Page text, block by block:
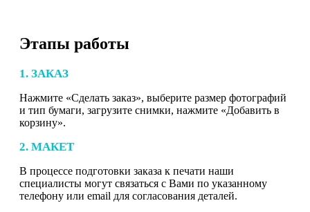
Этапы работы
1. ЗАКАЗ
Нажмите «Сделать заказ», выберите размер фотографий
и тип бумаги, загрузите снимки, нажмите «Добавить в
корзину».
2. МАКЕТ
В процессе подготовки заказа к печати наши
специалисты могут связаться с Вами по указанному
телефону или email для согласования деталей.